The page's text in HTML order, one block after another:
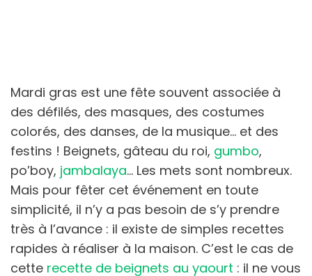
Mardi gras est une fête souvent associée à
des défilés, des masques, des costumes
colorés, des danses, de la musique… et des
festins ! Beignets, gâteau du roi, gumbo,
po’boy, jambalaya… Les mets sont nombreux.
Mais pour fêter cet événement en toute
simplicité, il n’y a pas besoin de s’y prendre
très à l’avance : il existe de simples recettes
rapides à réaliser à la maison. C’est le cas de
cette recette de beignets au yaourt : il ne vous